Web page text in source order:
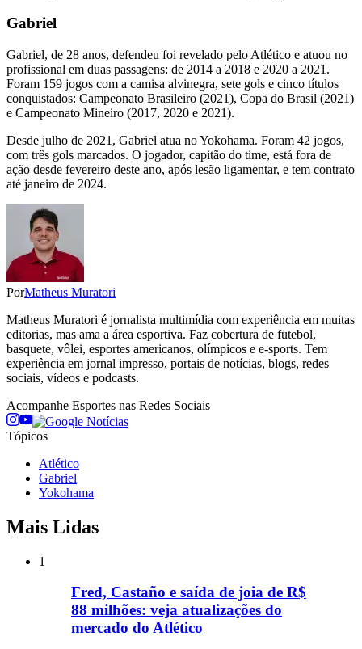
Gabriel
Gabriel, de 28 anos, defendeu foi revelado pelo Atlético e atuou no
profissional em duas passagens: de 2014 a 2018 e 2020 a 2021.
Foram 159 jogos com a camisa alvinegra, sete gols e cinco títulos
conquistados: Campeonato Brasileiro (2021), Copa do Brasil (2021)
e Campeonato Mineiro (2017, 2020 e 2021).
Desde julho de 2021, Gabriel atua no Yokohama. Foram 42 jogos,
com três gols marcados. O jogador, capitão do time, está fora de
ação desde fevereiro deste ano, após lesão ligamentar, e tem contrato
até janeiro de 2024.
PorMatheus Muratori
Matheus Muratori é jornalista multimídia com experiência em muitas
editorias, mas ama a área esportiva. Faz cobertura de futebol,
basquete, vôlei, esportes americanos, olímpicos e e-sports. Tem
experiência em jornal impresso, portais de notícias, blogs, redes
sociais, vídeos e podcasts.
Acompanhe Esportes nas Redes Sociais
Tópicos
Atlético
Gabriel
Yokohama
Mais Lidas
1
Fred, Castaño e saída de joia de R$
88 milhões: veja atualizações do
mercado do Atlético